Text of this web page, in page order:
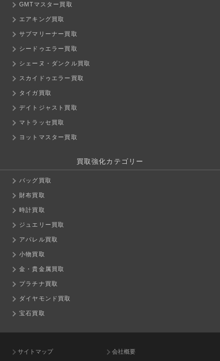
GMTマスター買取
エアキング買取
サブマリーナー買取
シードゥエラー買取
シェーヌ・ダンクル買取
スカイドゥエラー買取
タイガ買取
デイトジャスト買取
マトラッセ買取
ヨットマスター買取
買取強化カテゴリー
バッグ買取
財布買取
時計買取
ジュエリー買取
アパレル買取
小物買取
金・貴金属買取
プラチナ買取
ダイヤモンド買取
宝石買取
サイトマップ 会社概要